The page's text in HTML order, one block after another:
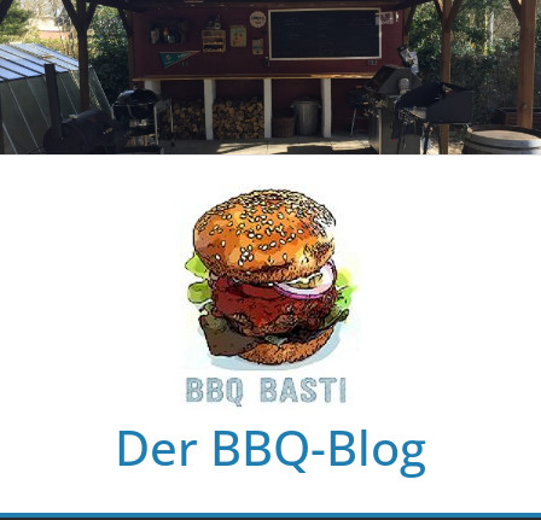
Zum
Inhalt
springen
Der BBQ-Blog